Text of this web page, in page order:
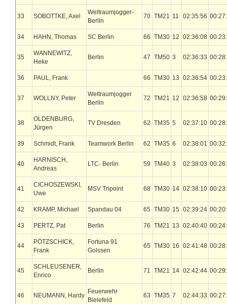
33 SOBOTTKE, Axel
Weltraumjogger-
Berlin
70 TM21 11 02:35:56
34 HAHN, Thomas SC Berlin 66 TM30 12 02:36:08
35
WANNEWITZ,
Heke
Berlin 47 TM50 3 02:36:33
36 PAUL, Frank 66 TM30 13 02:36:54
37 WOLLNY, Peter
Weltraumjogger
Berlin
72 TM21 12 02:36:58
38
OLDENBURG,
Jürgen
TV Dresden 62 TM35 5 02:37:10
39 Schmidt, Frank Teamwork Berlin 62 TM35 6 02:38:01
40
HARNISCH,
Andreas
LTC- Berlin 59 TM40 3 02:38:03
41
CICHOSZEWSKI,
Uwe
MSV Tripoint 68 TM30 14 02:38:10
42 KRAMP, Michael Spandau 04 65 TM30 15 02:39:24
43 PERTZ, Pat Berlin 76 TM21 13 02:40:40
44
PÖTZSCHICK,
Frank
Fortuna 91
Golssen
65 TM30 16 02:41:48
45
SCHLEUSENER,
Enrico
Berlin 71 TM21 14 02:42:44
46 NEUMANN, Hardy
Feuerwehr
Bielefeld
63 TM35 7 02:44:33